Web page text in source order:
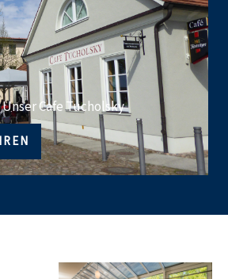
Cafe Tucholsky